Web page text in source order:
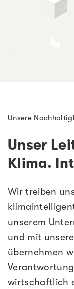
Unsere
Unser
Klima.
Wir treiben
unserem
und mit
übernehmen
wirtschaftlich